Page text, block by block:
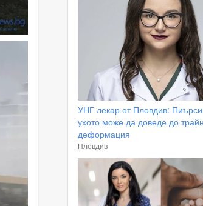
УНГ лекар от Пловдив:
ухото може да доведе до
деформация
Пловдив